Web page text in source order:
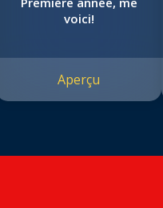
voici!
Aperçu